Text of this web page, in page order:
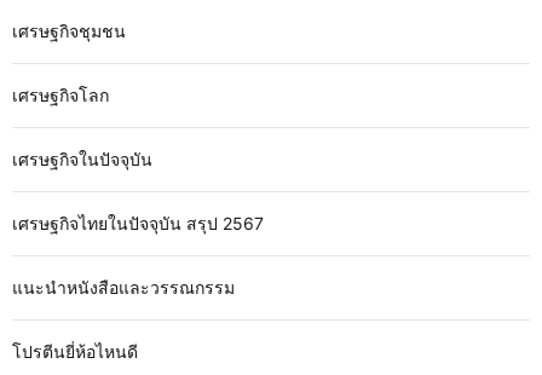
เศรษฐกิจชุมชน
เศรษฐกิจโลก
เศรษฐกิจในปัจจุบัน
เศรษฐกิจไทยในปัจจุบัน สรุป 2567
แนะนำหนังสือและวรรณกรรม
โปรตีนยี่ห้อไหนดี